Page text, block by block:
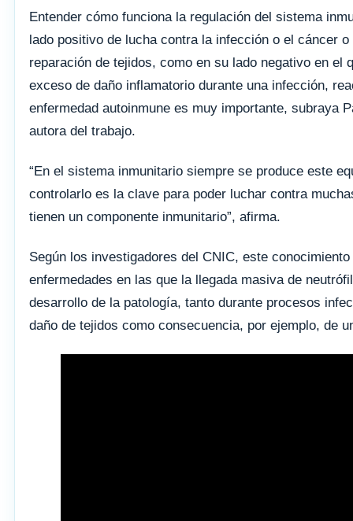
Entender cómo funciona la regulación del sistema
lado positivo de lucha contra la infección o el cáncer
reparación de tejidos, como en su lado negativo en el
exceso de daño inflamatorio durante una infección,
enfermedad autoinmune es muy importante, subraya
autora del trabajo.
“En el sistema inmunitario siempre se produce este
controlarlo es la clave para poder luchar contra
tienen un componente inmunitario”, afirma.
Según los investigadores del CNIC, este
enfermedades en las que la llegada masiva de
desarrollo de la patología, tanto durante procesos
daño de tejidos como consecuencia, por ejemplo, de